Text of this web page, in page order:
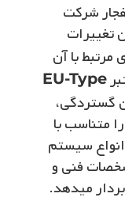
شرکت
تغییرات
مرتبط با آن
EU-Type
گستردگی،
متناسب با
سیستم
فنی و
میدهد.